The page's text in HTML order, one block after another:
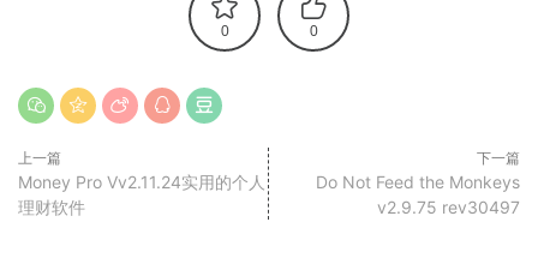
0 0
上一篇
Money Pro Vv2.11.24实用的个人
理财软件
下一篇
Do Not Feed the Monkeys
v2.9.75 rev30497